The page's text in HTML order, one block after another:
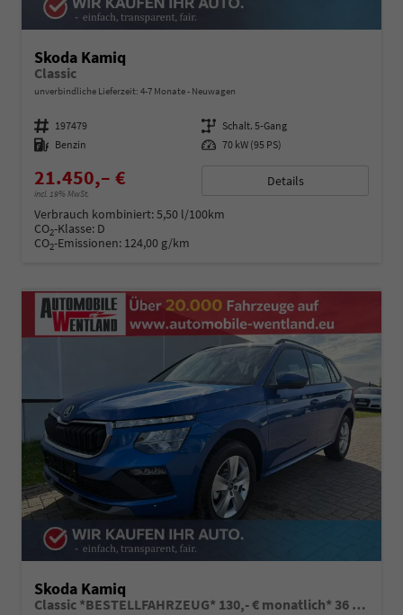
Skoda Kamiq
Classic
unverbindliche Lieferzeit: 4-7 Monate Neuwagen
Fahrzeugnummer 197479 Getriebe Schalt. 5-Gang
Kraftstoff Benzin Leistung 70 kW (95 PS)
21.450,– €
incl. 19% MwSt.
Details
Verbrauch kombiniert:5,50 l/100km
CO2-Klasse: D
CO2-Emissionen: 124,00 g/km
Skoda Kamiq
Classic *BESTELLFAHRZEUG* 130,- € monatlich* 36 Monate* Ohne Kilometerbegrenzung*